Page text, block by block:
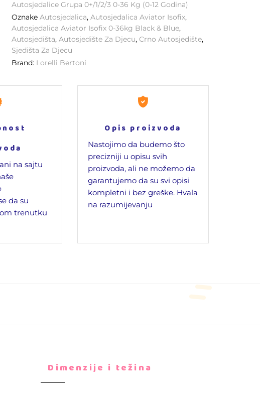
Autosjedalice Grupa 0+/1/2/3 0-36 Kg (0-12 Godina)
OznakeAutosjedalica,Autosjedalica Aviator Isofix,
Autosjedalica Aviator Isofix 0-36kg Black & Blue,
Autosjedišta,Autosjedište Za Djecu,Crno Autosjedište,
Sjedišta Za Djecu
Brand: Lorelli Bertoni
na sajtu
da su
trenutku
Opis proizvoda
Nastojimo da budemo što
precizniji u opisu svih
proizvoda, ali ne možemo da
garantujemo da su svi opisi
kompletni i bez greške. Hvala
na razumijevanju
Dimenzije i težina